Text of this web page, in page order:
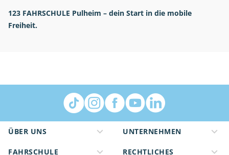
123 FAHRSCHULE Pulheim – dein Start in die mobile
Freiheit.
ÜBER UNS
FAHRSCHULE
UNTERNEHMEN
RECHTLICHES